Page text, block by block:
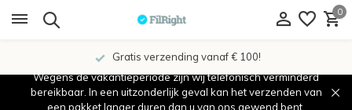
0
Gratis verzending vanaf € 100!
Wegens de vakantieperiode zijn wij telefonisch verminderd
bereikbaar. In een uitzonderlijk geval kan het verzenden van
een pakket langer duren dan u van ons gewend bent.